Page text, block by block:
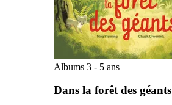
Albums 3 - 5 ans
Dans la forêt des géants